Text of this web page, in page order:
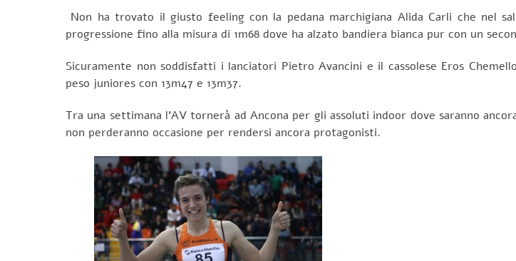
Non ha trovato il giusto feeling con la pedana marchigiana Alida Carli che nel
progressione fino alla misura di 1m68 dove ha alzato bandiera bianca pur con un
Sicuramente non soddisfatti i lanciatori Pietro Avancini e il cassolese Eros
peso juniores con 13m47 e 13m37.
Tra una settimana l’AV tornerà ad Ancona per gli assoluti indoor dove saranno
non perderanno occasione per rendersi ancora protagonisti.